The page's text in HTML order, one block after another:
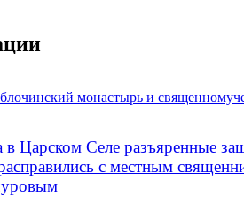
монастырь и
в Царском Селе разъяренные
с местным